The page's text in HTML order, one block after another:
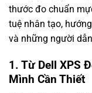
thước đo chuẩn
tuệ nhân tạo,
và những người
1. Từ Dell XPS
Mình Cần Thiết